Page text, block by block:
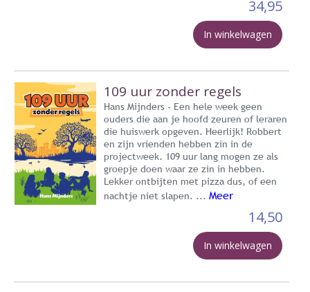
34,95
In winkelwagen
109 uur zonder regels
Hans Mijnders - Een hele week geen
ouders die aan je hoofd zeuren of leraren
die huiswerk opgeven. Heerlijk! Robbert
en zijn vrienden hebben zin in de
projectweek. 109 uur lang mogen ze als
groepje doen waar ze zin in hebben.
Lekker ontbijten met pizza dus, of een
nachtje niet slapen. ... Meer
14,50
In winkelwagen